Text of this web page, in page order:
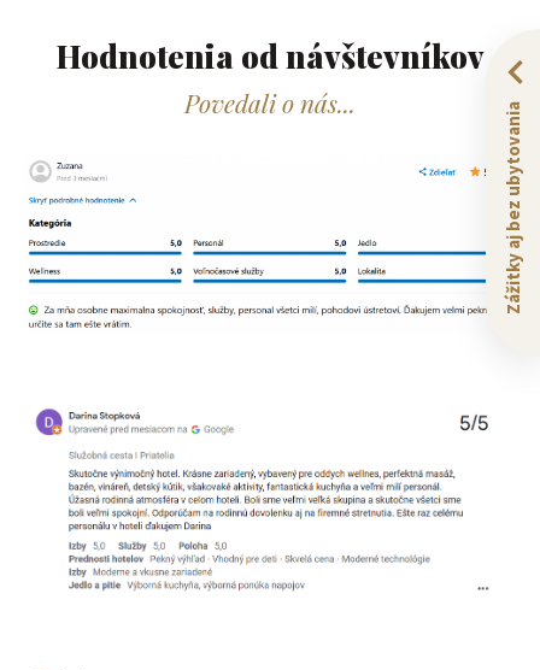
Zážitky aj bez ubytovania
Hodnotenia od návštevníkov​
Povedali o nás...